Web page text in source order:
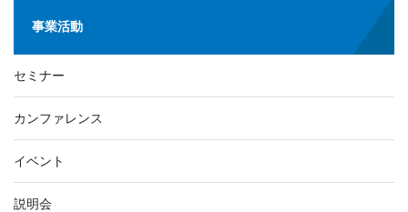
事業活動
セミナー
カンファレンス
イベント
説明会